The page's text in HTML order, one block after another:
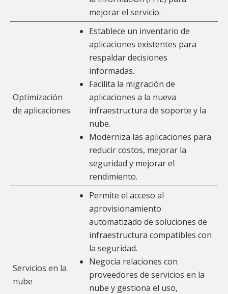
mejorar el servicio.
Optimización
de aplicaciones
Establece un inventario de
aplicaciones existentes para
respaldar decisiones
informadas.
Facilita la migración de
aplicaciones a la nueva
infraestructura de soporte y la
nube.
Moderniza las aplicaciones para
reducir costos, mejorar la
seguridad y mejorar el
rendimiento.
Servicios en la
nube
Permite el acceso al
aprovisionamiento
automatizado de soluciones de
infraestructura compatibles con
la seguridad.
Negocia relaciones con
proveedores de servicios en la
nube y gestiona el uso,